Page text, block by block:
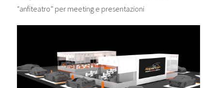
“anfiteatro” per meeting e presentazioni